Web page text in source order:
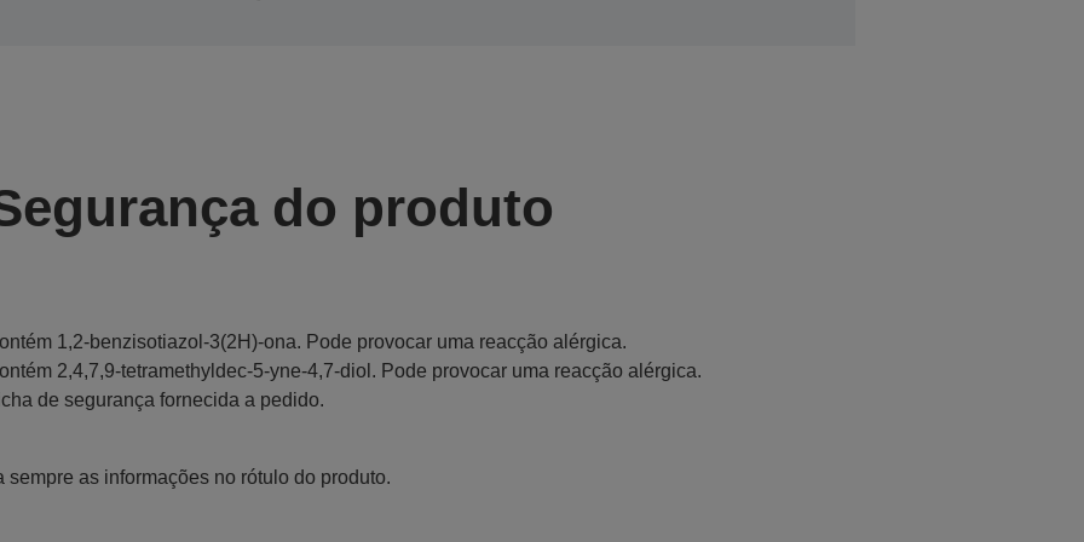
do produto
1,2-benzisotiazol-3(2H)-ona. Pode provocar uma reacção alérgica.
2,4,7,9-tetramethyldec-5-yne-4,7-diol. Pode provocar uma reacção alérgica.
de segurança fornecida a pedido.
sempre as informações no rótulo do produto.